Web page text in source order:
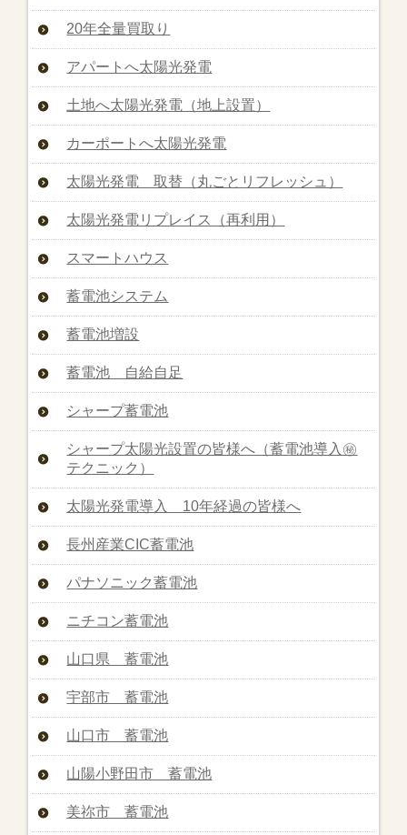
20年全量買取り
アパートへ太陽光発電
土地へ太陽光発電（地上設置）
カーポートへ太陽光発電
太陽光発電 取替（丸ごとリフレッシュ）
太陽光発電リプレイス（再利用）
スマートハウス
蓄電池システム
蓄電池増設
蓄電池 自給自足
シャープ蓄電池
シャープ太陽光設置の皆様へ（蓄電池導入㊙︎
テクニック）
太陽光発電導入 10年経過の皆様へ
長州産業CIC蓄電池
パナソニック蓄電池
ニチコン蓄電池
山口県 蓄電池
宇部市 蓄電池
山口市 蓄電池
山陽小野田市 蓄電池
美祢市 蓄電池